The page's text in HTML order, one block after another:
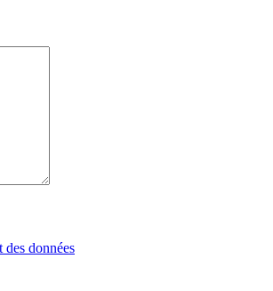
données